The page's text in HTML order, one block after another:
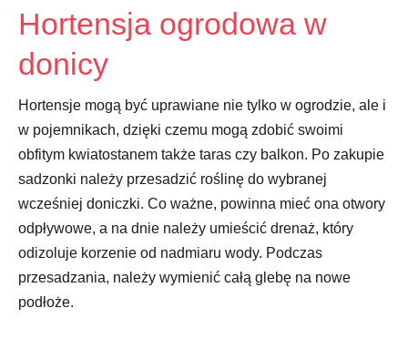
Hortensja ogrodowa w
donicy
Hortensje mogą być uprawiane nie tylko w ogrodzie, ale i
w pojemnikach, dzięki czemu mogą zdobić swoimi
obfitym kwiatostanem także taras czy balkon. Po zakupie
sadzonki należy przesadzić roślinę do wybranej
wcześniej doniczki. Co ważne, powinna mieć ona otwory
odpływowe, a na dnie należy umieścić drenaż, który
odizoluje korzenie od nadmiaru wody. Podczas
przesadzania, należy wymienić całą glebę na nowe
podłoże.